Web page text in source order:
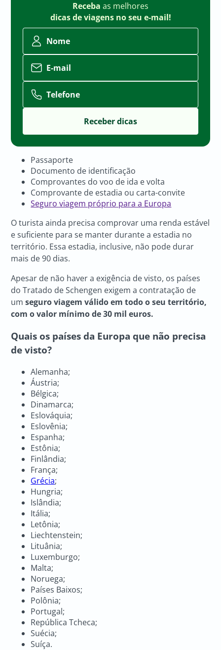
Receba as melhores
dicas de viagens no seu e-mail!
Nome
E-mail
Telefone
Passaporte
Documento de identificação
Comprovantes do voo de ida e volta
Comprovante de estadia ou carta-convite
Seguro viagem próprio para a Europa
O turista ainda precisa comprovar uma renda estável
e suficiente para se manter durante a estadia no
território. Essa estadia, inclusive, não pode durar
mais de 90 dias.
Apesar de não haver a exigência de visto, os países
do Tratado de Schengen exigem a contratação de
umseguro viagem válido em todo o seu território,
com o valor mínimo de 30 mil euros.
Quais os países da Europa que não precisa
de visto?
Alemanha;
Áustria;
Bélgica;
Dinamarca;
Eslováquia;
Eslovênia;
Espanha;
Estônia;
Finlândia;
França;
Grécia;
Hungria;
Islândia;
Itália;
Letônia;
Liechtenstein;
Lituânia;
Luxemburgo;
Malta;
Noruega;
Países Baixos;
Polônia;
Portugal;
República Tcheca;
Suécia;
Suíça.